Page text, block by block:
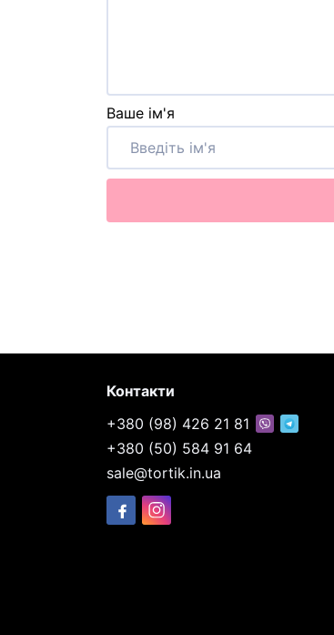
Ваше ім'я
Контакти
+380 (98) 426 21 81
+380 (50) 584 91 64
sale@tortik.in.ua